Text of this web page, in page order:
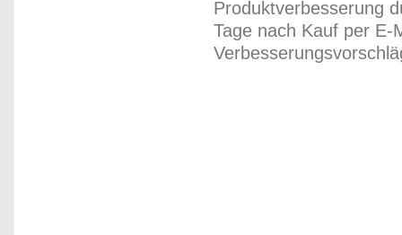
Produktverbesserung
Tage nach Kauf per E-